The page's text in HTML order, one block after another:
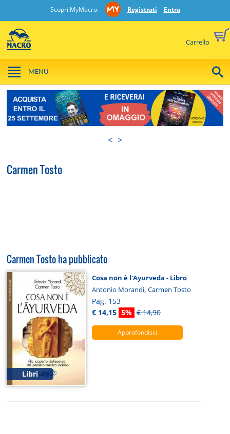
Scopri MyMacro: Registrati Entra
Carrello
MENU
< >
Carmen Tosto
Carmen Tosto ha pubblicato
Libri
Cosa non è l'Ayurveda - Libro
Antonio Morandi, Carmen Tosto
Pag. 153
€ 14,15 5% € 14,90
Approfondisci